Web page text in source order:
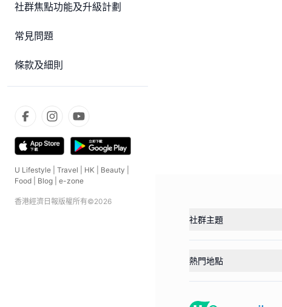
社群焦點功能及升級計劃
常見問題
條款及細則
U Lifestyle Travel HK Beauty
Food
Blog e-zone
香港經濟日報版權所有©2026
社群主題
熱門地點